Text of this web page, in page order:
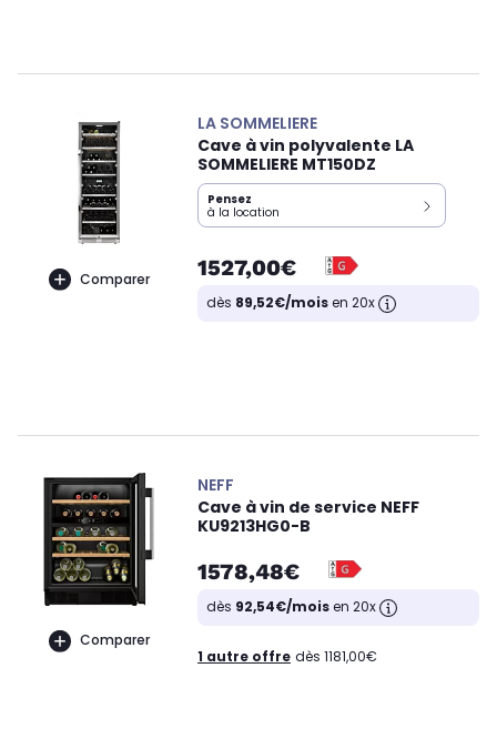
Comparer
LA SOMMELIERE
Cave à vin polyvalente LA
SOMMELIERE MT150DZ
Pensez
à la location
1527,00€
dès 89,52€/moisen 20x
Comparer
NEFF
Cave à vin de service NEFF
KU9213HG0-B
1578,48€
dès 92,54€/moisen 20x
1 autre offre dès 1181,00€